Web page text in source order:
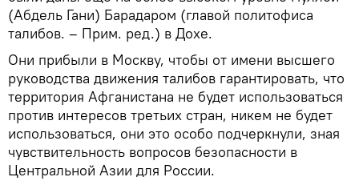
(Абдель Гани) Барадаром (главой политофиса
талибов. – Прим. ред.) в Дохе.
Они прибыли в Москву, чтобы от имени высшего
руководства движения талибов гарантировать, что
территория Афганистана не будет использоваться
против интересов третьих стран, никем не будет
использоваться, они это особо подчеркнули, зная
чувствительность вопросов безопасности в
Центральной Азии для России.